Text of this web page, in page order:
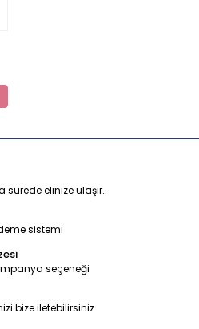
sürede elinize ulaşır.
sistemi
seçeneği
bize iletebilirsiniz.